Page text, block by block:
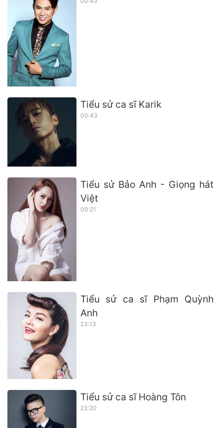
Tiểu sử ca sĩ Karik
00:43
Tiểu sử Bảo Anh - Giọng hát
Việt
00:21
Tiểu sử ca sĩ Phạm Quỳnh
Anh
23:13
Tiểu sử ca sĩ Hoàng Tôn
23:20